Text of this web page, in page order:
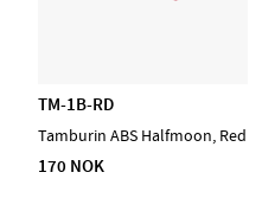
TM-1B-RD
Tamburin ABS Halfmoon, Red
170 NOK